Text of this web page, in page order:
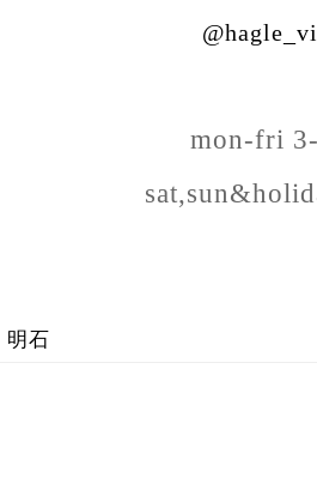
mon-fri
明石